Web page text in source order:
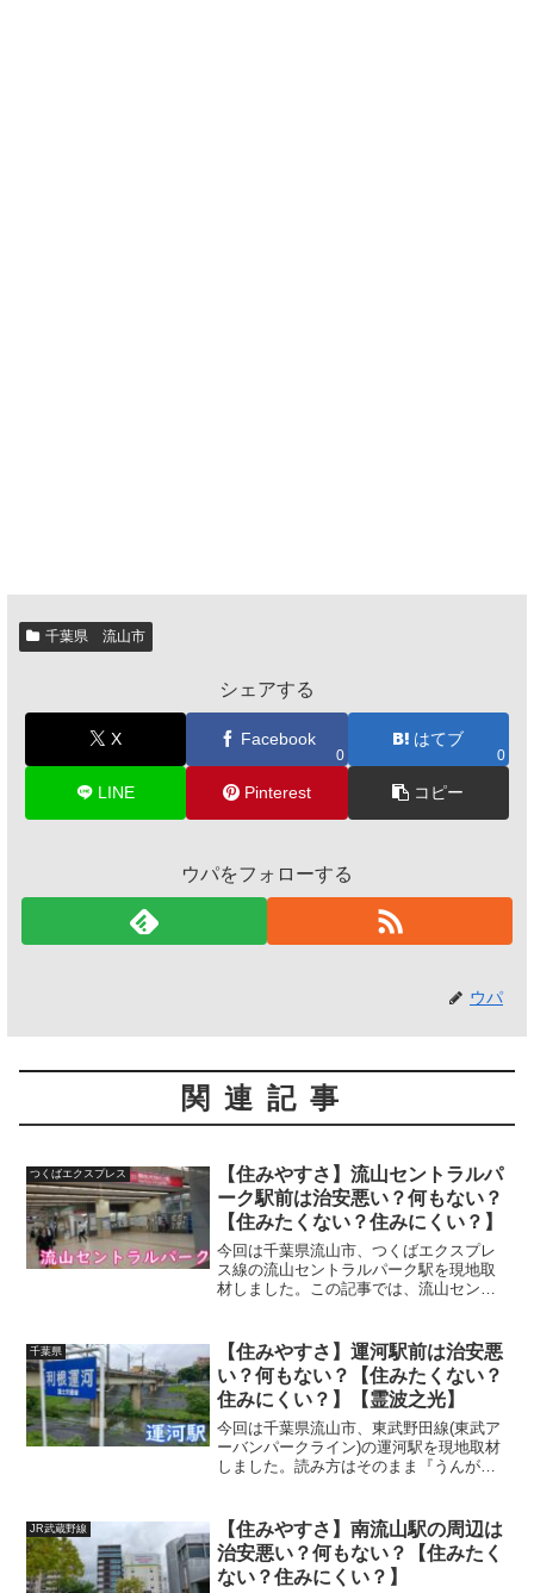
千葉県 流山市
シェアする
X Facebook
0
はてブ
0
LINE Pinterest コピー
ウパをフォローする
ウパ
関連記事
つくばエクスプレス
【住みやすさ】流山セントラルパ
ーク駅前は治安悪い？何もない？
【住みたくない？住みにくい？】
今回は千葉県流山市、つくばエクスプレ
ス線の流山セントラルパーク駅を現地取
材しました。この記事では、流山セント
す。 (adsbygoogle = window.adsbyg...
千葉県
【住みやすさ】運河駅前は治安悪
い？何もない？【住みたくない？
住みにくい？】【霊波之光】
今回は千葉県流山市、東武野田線(東武ア
ーバンパークライン)の運河駅を現地取材
しました。読み方はそのまま『うんが』
事では、運河駅...
JR武蔵野線
【住みやすさ】南流山駅の周辺は
治安悪い？何もない？【住みたく
ない？住みにくい？】